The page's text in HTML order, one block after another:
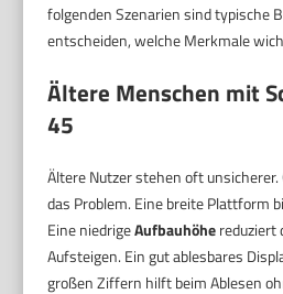
folgenden Szenarien sind typische
entscheiden, welche Merkmale
Ältere Menschen mit
45
Ältere Nutzer stehen oft
das Problem. Eine breite Plattform
Eine niedrigeAufbauhöhereduziert
Aufsteigen. Ein gut ablesbares
großen Ziffern hilft beim Ablesen